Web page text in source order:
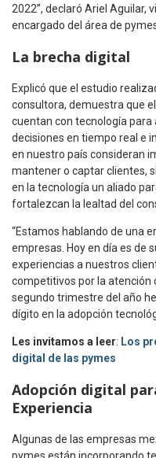
2022”, declaró Ariel Aguilar,
encargado del área de
La brecha digital
Explicó que el estudio
consultora, demuestra que
cuentan con tecnología
decisiones en tiempo real e
en nuestro país consideran
mantener o captar clientes,
en la tecnología un aliado
fortalezcan la lealtad del
“Estamos hablando de una
empresas. Hoy en día es de
experiencias a nuestros
competitivos por la atención
segundo trimestre del año
dígito en la adopción
Les invitamos a leer: Los
digital de las pymes
Adopción digital
Experiencia
Algunas de las empresas